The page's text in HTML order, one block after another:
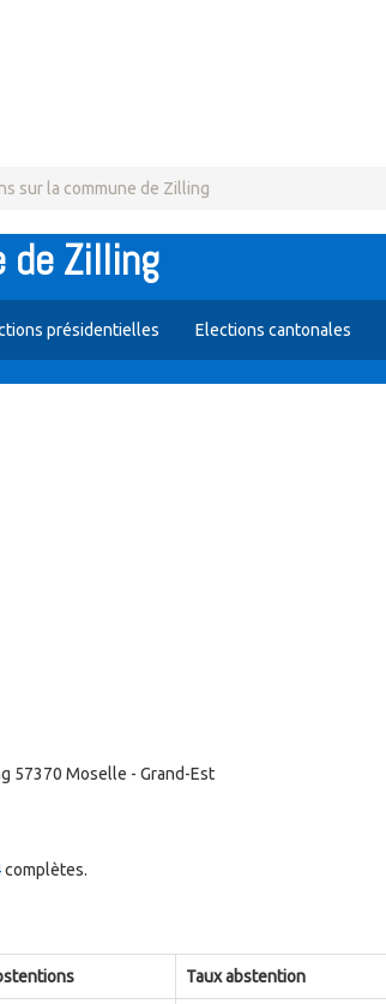
sur la commune de Zilling
de Zilling
présidentielles Elections cantonales
57370 Moselle - Grand-Est
complètes.
Taux abstention